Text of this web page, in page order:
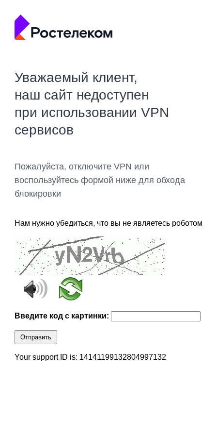
Уважаемый клиент,
наш сайт недоступен
при использовании VPN
сервисов
Пожалуйста, отключите VPN или
воспользуйтесь формой ниже для обхода
блокировки
Нам нужно убедиться, что вы не являетесь роботом
Введите код с картинки:
Отправить
Your support ID is: 14141199132804997132